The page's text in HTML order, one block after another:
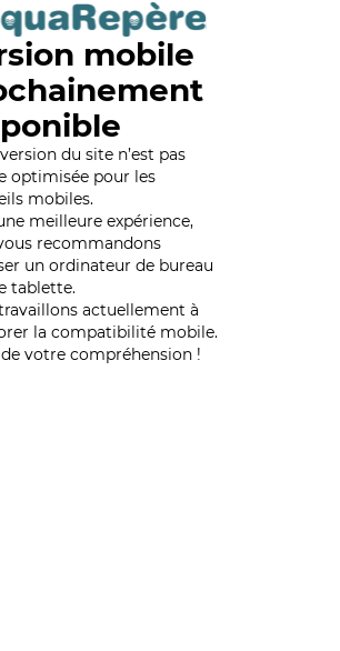
mobile
du site n’est pas
optimisée pour les
mobiles.
meilleure expérience,
recommandons
un ordinateur de bureau
tablette.
actuellement à
la compatibilité mobile.
votre compréhension !